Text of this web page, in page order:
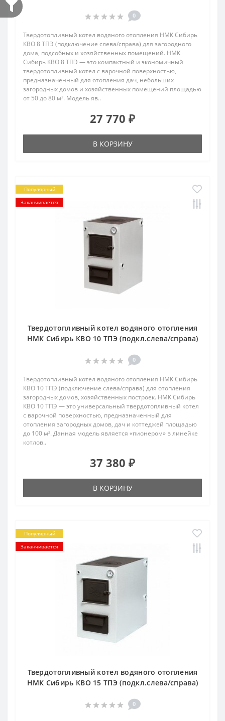
0
Твердотопливный котел водяного отопления НМК Сибирь
КВО 8 ТПЭ (подключение слева/справа) для загородного
дома, подсобных и хозяйственных помещений. НМК
Сибирь КВО 8 ТПЭ — это компактный и экономичный
твердотопливный котел с варочной поверхностью,
предназначенный для отопления дач, небольших
загородных домов и хозяйственных помещений площадью
от 50 до 80 м². Модель яв..
27 770 ₽
В КОРЗИНУ
Популярный
Заканчивается
Твердотопливный котел водяного отопления
НМК Сибирь КВО 10 ТПЭ (подкл.слева/справа)
0
Твердотопливный котел водяного отопления НМК Сибирь
КВО 10 ТПЭ (подключение слева/справа) для отопления
загородных домов, хозяйственных построек. НМК Сибирь
КВО 10 ТПЭ — это универсальный твердотопливный котел
с варочной поверхностью, предназначенный для
отопления загородных домов, дач и коттеджей площадью
до 100 м². Данная модель является «пионером» в линейке
котлов..
37 380 ₽
В КОРЗИНУ
Популярный
Заканчивается
Твердотопливный котел водяного отопления
НМК Сибирь КВО 15 ТПЭ (подкл.слева/справа)
0